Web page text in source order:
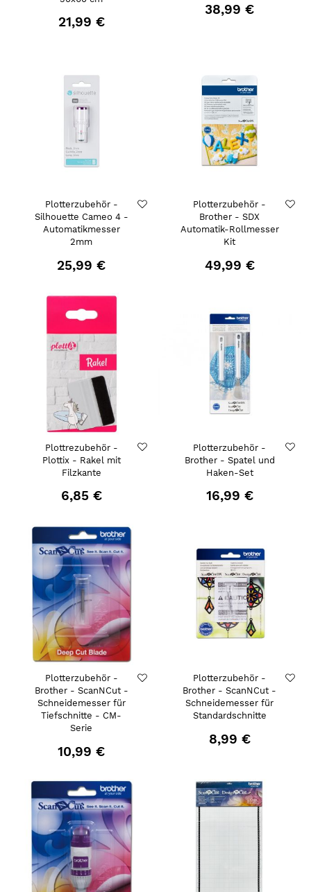
21,99 €
38,99 €
Plotterzubehör -
Silhouette Cameo 4 -
Automatikmesser
2mm
25,99 €
Plotterzubehör -
Brother - SDX
Automatik-Rollmesser
Kit
49,99 €
Plottrezubehör -
Plottix - Rakel mit
Filzkante
6,85 €
Plotterzubehör -
Brother - Spatel und
Haken-Set
16,99 €
Plotterzubehör -
Brother - ScanNCut -
Schneidemesser für
Tiefschnitte - CM-
Serie
10,99 €
Plotterzubehör -
Brother - ScanNCut -
Schneidemesser für
Standardschnitte
8,99 €